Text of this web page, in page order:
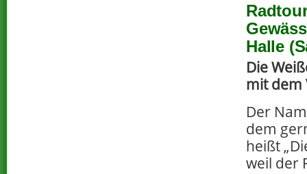
Halle
Die
mit dem
Der
dem
heißt
weil der